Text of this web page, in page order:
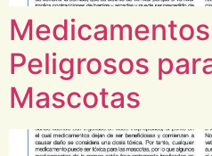
Peligrosos
Mascotas